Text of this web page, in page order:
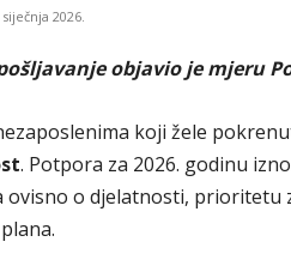
siječnja 2026.
objavio je mjeru
koji žele
. Potpora za 2026. godinu
ovisno o djelatnosti,